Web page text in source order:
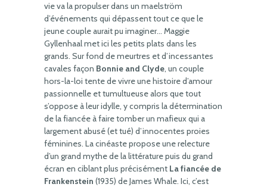
vie va la propulser dans un maelström
d’événements qui dépassent tout ce que le
jeune couple aurait pu imaginer… Maggie
Gyllenhaal met ici les petits plats dans les
grands. Sur fond de meurtres et d’incessantes
cavales façon Bonnie and Clyde, un couple
hors-la-loi tente de vivre une histoire d’amour
passionnelle et tumultueuse alors que tout
s’oppose à leur idylle, y compris la détermination
de la fiancée à faire tomber un mafieux qui a
largement abusé (et tué) d’innocentes proies
féminines. La cinéaste propose une relecture
d’un grand mythe de la littérature puis du grand
écran en ciblant plus précisément La fiancée de
Frankenstein (1935) de James Whale. Ici, c’est